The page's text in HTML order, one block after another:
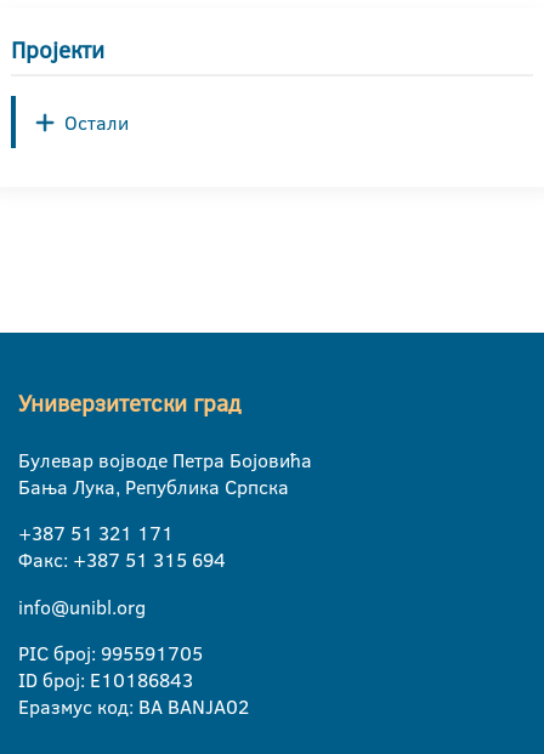
Пројекти
Остали
Универзитетски град
Булевар војводе Петра Бојовића
Бања Лука, Република Српска
+387 51 321 171
Факс: +387 51 315 694
info@unibl.org
PIC број: 995591705
ID број: E10186843
Еразмус код: BA BANJA02